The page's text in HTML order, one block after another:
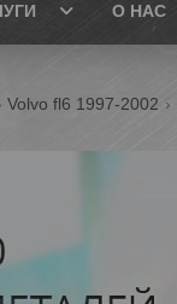
О НАС
Volvo fl6 1997-2002